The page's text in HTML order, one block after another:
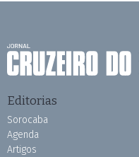
Editorias
Sorocaba
Agenda
Artigos